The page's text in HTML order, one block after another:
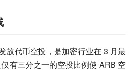
放代币空投，是加密行业在 3 月最
有三分之一的空投比例使 ARB 空